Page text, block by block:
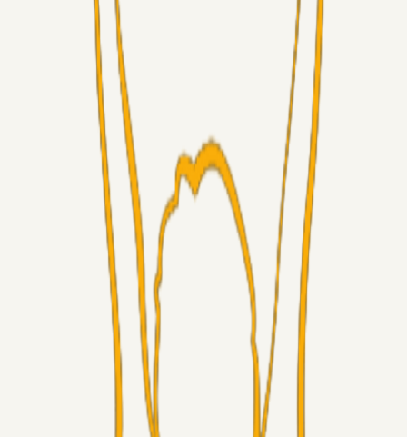
Alt det andet
04. aug. 2026
5. Forudsigelser op til Horsens kampen.
RasmusStephansen
Nørgaards Lever Hug, Skaktræk Mod En Utålmodig
RasmusStephansen
04. aug. 2026
Har GFH løsnet grebet...?
Superliga-truppen
04. aug. 2026
Medie: Tahirovic til Celtic for samlet 6 mio Euro
Superliga-truppen
03. aug. 2026
Kunne Sami Jalal være den næste offensive brik? 🤔💛💙
03. aug. 2026